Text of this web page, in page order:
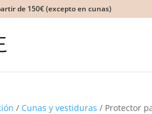
de 150€ (excepto en cunas)
/ Cunas y vestiduras / Protector